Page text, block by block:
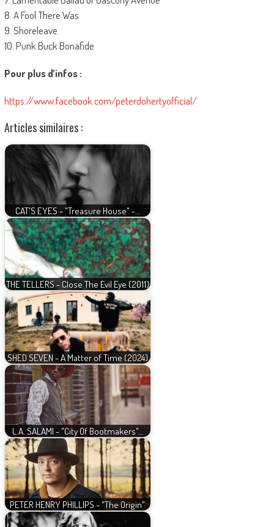
8. A Fool There Was
9. Shoreleave
10. Punk Buck Bonafide
Pour plus d’infos :
https://www.facebook.com/peterdohertyofficial/
Articles similaires :
CAT'S EYES - "Treasure House" -…
THE TELLERS - Close The Evil Eye (2011)
SHED SEVEN - A Matter of Time (2024)
L.A. SALAMI - "City Of Bootmakers"…
PETER HENRY PHILLIPS - "The Origin"